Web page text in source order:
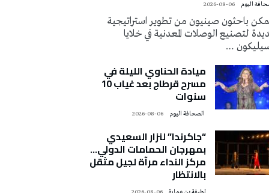
2026-08-06
باحثون صينيون من تطوير استراتيجية
لتصنيع الوصلات المعدنية في خلايا
…
ميادة الحناوي الليلة في
مسرح قرطاج بعد غياب 10
سنوات
2026-08-06
“جاكرندا” لنزار السعيدي
بمهرجان الحمامات الدولي…
مركز النداء مرآة لجيل مثقل
بالانتظار